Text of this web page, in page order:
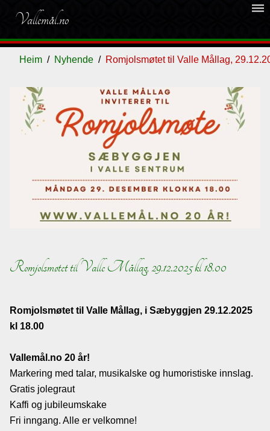
Vallemål.no
dehaze
Heim Nyhende Romjolsmøtet til Valle Mållag,
Romjolsmøtet til Valle Mållag, 29.12.2025 kl 18.00
Romjolsmøtet til Valle Mållag, i Sæbyggjen 29.12.2025
kl 18.00
Vallemål.no 20 år!
Markering med talar, musikalske og humoristiske innslag.
Gratis jolegraut
Kaffi og jubileumskake
Fri inngang. Alle er velkomne!
Ordliste
Gjestebok
Kontakt
oss